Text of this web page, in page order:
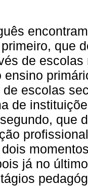
que
de
ensino
escolas
de
que
já no